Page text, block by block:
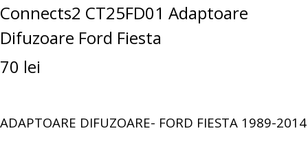
Connects2 CT25FD01 Adaptoare
Difuzoare Ford Fiesta
70 lei
ADAPTOARE DIFUZOARE- FORD FIESTA 1989-2014